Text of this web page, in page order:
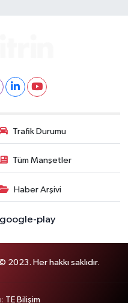
Trafik Durumu
Tüm Manşetler
Haber Arşivi
Her hakkı saklıdır.
TE Bilişim